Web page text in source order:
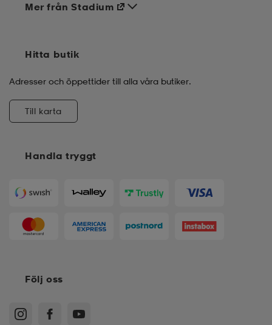
Handla tryggt
Mer från Stadium
Hitta butik
Adresser och öppettider till alla våra butiker.
Till karta
Följ oss